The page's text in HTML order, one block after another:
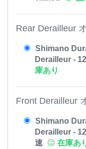
Rear Derailleur
Shimano
Derailleur -
庫あり
Front Derailleur
Shimano
Derailleur -
速
在庫あ